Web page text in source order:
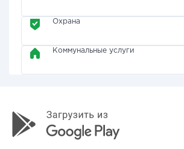
Охрана
Коммунальные услуги